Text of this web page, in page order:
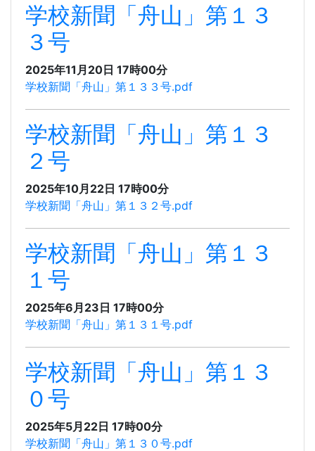
学校新聞「舟山」第１３
３号
2025年11月20日 17時00分
学校新聞「舟山」第１３３号.pdf
学校新聞「舟山」第１３
２号
2025年10月22日 17時00分
学校新聞「舟山」第１３２号.pdf
学校新聞「舟山」第１３
１号
2025年6月23日 17時00分
学校新聞「舟山」第１３１号.pdf
学校新聞「舟山」第１３
０号
2025年5月22日 17時00分
学校新聞「舟山」第１３０号.pdf